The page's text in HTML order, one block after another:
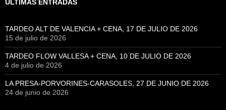
ÚLTIMAS ENTRADAS
TARDEO ALT DE VALENCIA + CENA, 17 DE JULIO DE 2026
15 de julio de 2026
TARDEO FLOW VALLESA + CENA, 10 DE JULIO DE 2026
4 de julio de 2026
LA PRESA-PORVORINES-CARASOLES, 27 DE JUNIO DE 2026
24 de junio de 2026